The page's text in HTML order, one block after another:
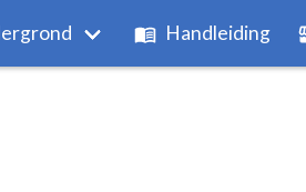
Handleiding